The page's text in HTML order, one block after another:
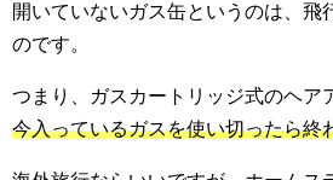
開いていないガス缶というのは、飛
のです。
つまり、ガスカートリッジ式のヘア
今入っているガスを使い切ったら終